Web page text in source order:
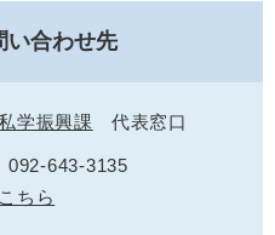
い合わせ先
学振興課 代表窓口
092-643-3135
ちら